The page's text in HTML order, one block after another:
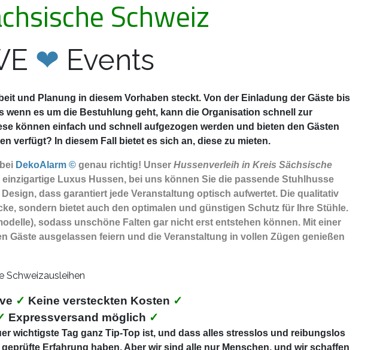
Schweiz
❤ Events
und Planung in diesem Vorhaben steckt. Von der Einladung der Gäste bis
es um die Bestuhlung geht, kann die Organisation schnell zur
können einfach und schnell aufgezogen werden und bieten den Gästen
verfügt? In diesem Fall bietet es sich an, diese zu mieten.
bei DekoAlarm © genau richtig! Unser Hussenverleih in Kreis Sächsische
Luxus Hussen, bei uns können Sie die passende Stuhlhusse
dass garantiert jede Veranstaltung optisch aufwertet. Die qualitativ
sondern bietet auch den optimalen und günstigen Schutz für Ihre Stühle.
sodass unschöne Falten gar nicht erst entstehen können. Mit einer
Gäste ausgelassen feiern und die Veranstaltung in vollen Zügen genießen
✓ Keine versteckten Kosten ✓
Expressversand möglich ✓
wichtigste Tag ganz Tip-Top ist, und dass alles stresslos und reibungslos
Erfahrung haben. Aber wir sind alle nur Menschen, und wir schaffen